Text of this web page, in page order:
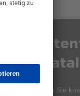
Bestellen Sie